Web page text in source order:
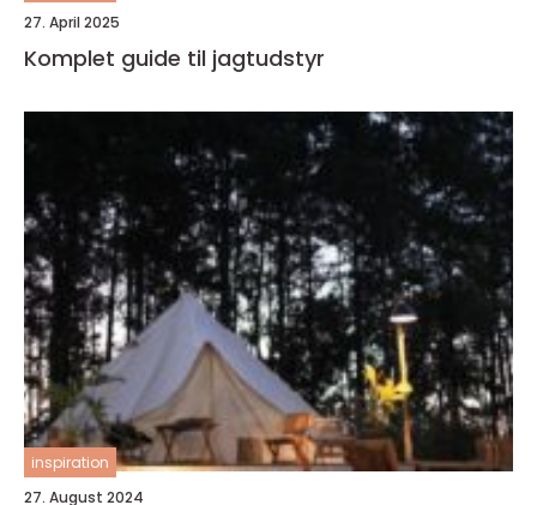
27. April 2025
Komplet guide til jagtudstyr
inspiration
27. August 2024